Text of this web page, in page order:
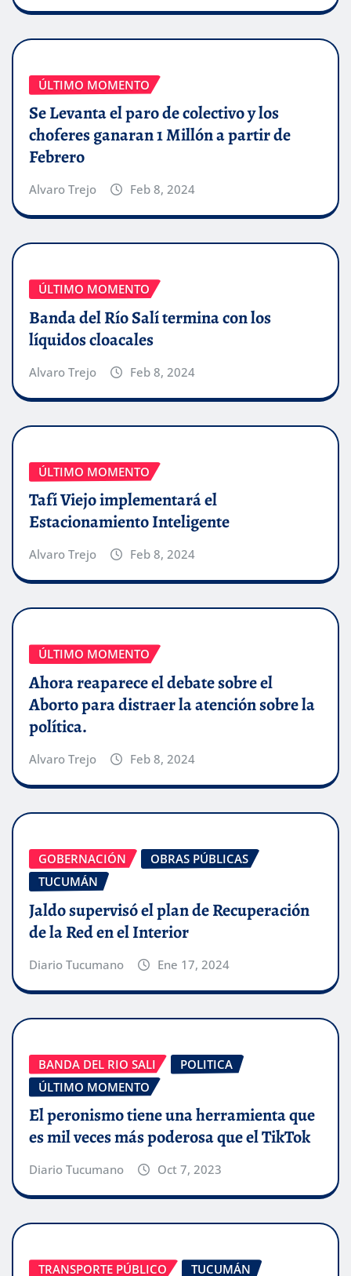
ÚLTIMO MOMENTO
Se Levanta el paro de colectivo y los
choferes ganaran 1 Millón a partir de
Febrero
Alvaro Trejo Feb 8, 2024
ÚLTIMO MOMENTO
Banda del Río Salí termina con los
líquidos cloacales
Alvaro Trejo Feb 8, 2024
ÚLTIMO MOMENTO
Tafí Viejo implementará el
Estacionamiento Inteligente
Alvaro Trejo Feb 8, 2024
ÚLTIMO MOMENTO
Ahora reaparece el debate sobre el
Aborto para distraer la atención sobre la
política.
Alvaro Trejo Feb 8, 2024
GOBERNACIÓN
OBRAS PÚBLICAS
TUCUMÁN
Jaldo supervisó el plan de Recuperación
de la Red en el Interior
Diario Tucumano Ene 17, 2024
BANDA DEL RIO SALI
POLITICA
ÚLTIMO MOMENTO
El peronismo tiene una herramienta que
es mil veces más poderosa que el TikTok
Diario Tucumano Oct 7, 2023
TRANSPORTE PÚBLICO
TUCUMÁN